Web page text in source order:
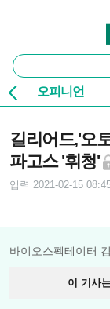
통
합
검
색
오피니언
길리어드,'오
파고스 '휘청'
입력 2021-02-15
바이오스펙테이터
이 기사